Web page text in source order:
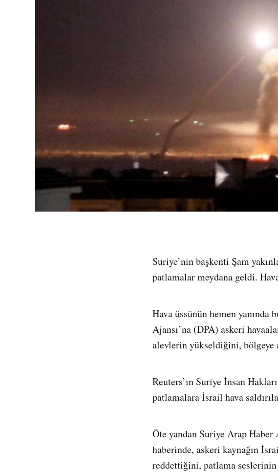
Suriye’nin başkenti Şam
patlamalar meydana geldi.
Hava üssünün hemen
Ajansı’na (DPA) askeri
alevlerin yükseldiğini,
Reuters’ın Suriye İnsan
patlamalara İsrail hava
Öte yandan Suriye Arap Haber
haberinde, askeri kaynağın
reddettiğini, patlama seslerinin